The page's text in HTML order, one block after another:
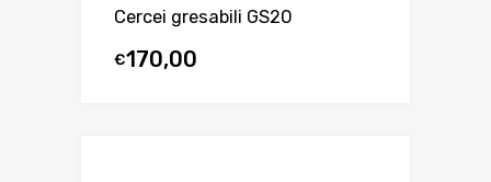
Cercei gresabili GS20
€170,00